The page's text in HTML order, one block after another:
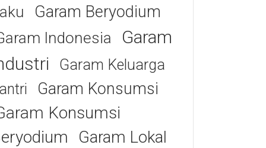
Garam Beryodium
Indonesia
Garam
Garam Keluarga
Garam Konsumsi
Konsumsi
Garam Lokal